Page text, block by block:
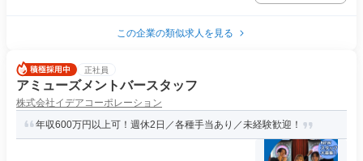
この企業の類似求人を見る
正社員
アミューズメントバースタッフ
株式会社イデアコーポレーション
年収600万円以上可！週休2日／各種手当あり／未経験歓迎！